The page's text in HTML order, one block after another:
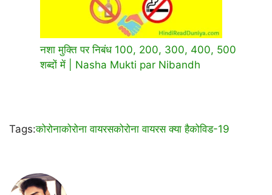
नशा मुक्ति पर निबंध 100, 200, 300, 400, 500
शब्दों में | Nasha Mukti par Nibandh
Tags:कोरोनाकोरोना वायरसकोरोना वायरस क्या हैकोविड-19